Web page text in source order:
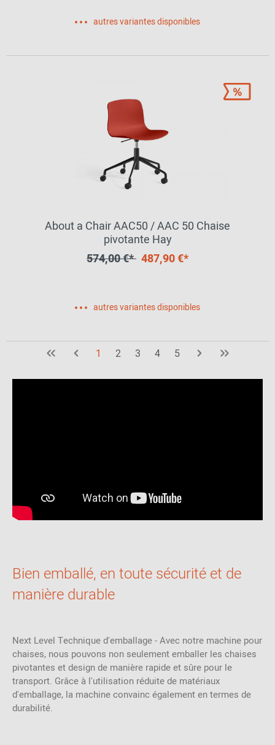
autres variantes disponibles
About a Chair AAC50 / AAC 50 Chaise
pivotante Hay
574,00 €* 487,90 €*
autres variantes disponibles
1 2 3 4 5
Bien emballé, en toute sécurité et de
manière durable
Next Level Technique d'emballage - Avec notre machine pour
chaises, nous pouvons non seulement emballer les chaises
pivotantes et design de manière rapide et sûre pour le
transport. Grâce à l'utilisation réduite de matériaux
d'emballage, la machine convainc également en termes de
durabilité.